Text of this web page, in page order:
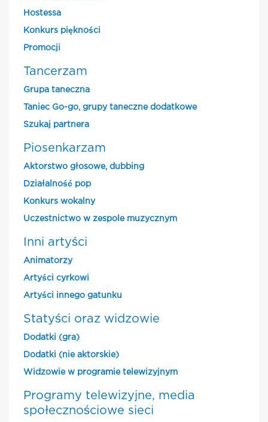
Hostessa
Konkurs piękności
Promocji
Tancerzam
Grupa taneczna
Taniec Go-go, grupy taneczne dodatkowe
Szukaj partnera
Piosenkarzam
Aktorstwo głosowe, dubbing
Działalność pop
Konkurs wokalny
Uczestnictwo w zespole muzycznym
Inni artyści
Animatorzy
Artyści cyrkowi
Artyści innego gatunku
Statyści oraz widzowie
Dodatki (gra)
Dodatki (nie aktorskie)
Widzowie w programie telewizyjnym
Programy telewizyjne, media
społecznościowe sieci